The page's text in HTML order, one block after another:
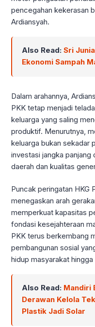
pencegahan kekerasan
Ardiansyah.
Also Read: Sri
Ekonomi Sampah
Dalam arahannya,
PKK tetap menjadi
keluarga yang saling
produktif. Menurutnya,
keluarga bukan sekadar
investasi jangka panjang
daerah dan kualitas
Puncak peringatan HKG
menegaskan arah
memperkuat kapasitas
fondasi kesejahteraan
PKK terus berkembang
pembangunan sosial
hidup masyarakat
Also Read: Mandiri
Derawan Kelola
Plastik Jadi Solar